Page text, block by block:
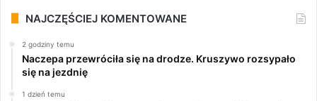
NAJCZĘŚCIEJ KOMENTOWANE
2 godziny temu
Naczepa przewróciła się na drodze. Kruszywo rozsypało
się na jezdnię
1 dzień temu